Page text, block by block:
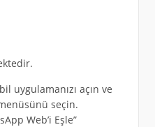
uygulamanızı açın ve
seçin.
Web’i Eşle”